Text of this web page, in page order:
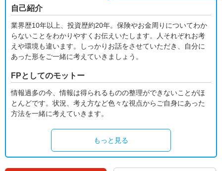
自己紹介
業界歴10年以上、投資歴約20年。保険やお金周りについてわか
らないことをわかりやすくお伝えいたします。人それぞれお考
えや環境も違います。しっかりお話をさせていただき、自分に
あった形をご一緒に考えていきましょう。
FPとしてのモットー
情報過多の今、情報は得られるものの整理ができないことがほ
とんどです。状況、考え方など色々な視点からご自身にあった
方法を一緒に考えていきます。
もっと見る